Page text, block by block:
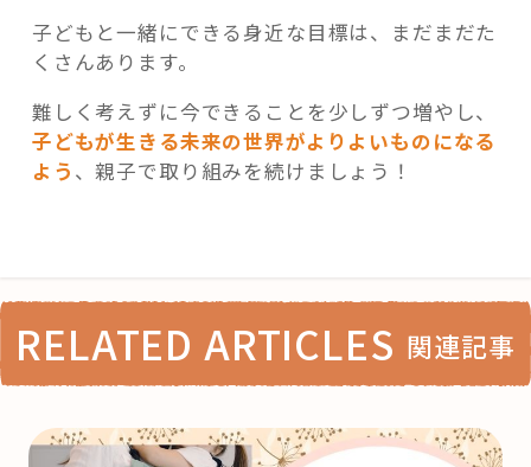
子どもと一緒にできる身近な目標は、まだまだた
くさんあります。
難しく考えずに今できることを少しずつ増やし、
子どもが生きる未来の世界がよりよいものになる
よう 、親子で取り組みを続けましょう！
RELATED ARTICLES 関連記事